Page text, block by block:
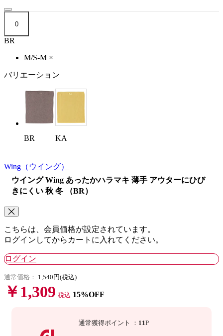
0
BR
M/S-M ×
バリエーション
BR KA
Wing （ウイング）
ウイング Wing あったかハラマキ 薄手 アウターにひび
きにくい 秋 冬 （BR）
こちらは、会員価格が設定されています。
ログインしてからカートに入れてください。
ログイン
通常価格： 1,540円(税込)
￥1,309 税込 15%OFF
通常獲得ポイント ： 11P